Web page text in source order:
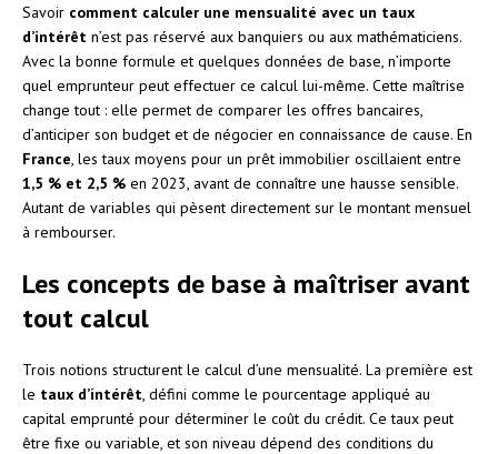
Savoir comment calculer une mensualité avec un taux
d’intérêt n’est pas réservé aux banquiers ou aux mathématiciens.
Avec la bonne formule et quelques données de base, n’importe
quel emprunteur peut effectuer ce calcul lui-même. Cette maîtrise
change tout : elle permet de comparer les offres bancaires,
d’anticiper son budget et de négocier en connaissance de cause. En
France , les taux moyens pour un prêt immobilier oscillaient entre
1,5 % et 2,5 % en 2023, avant de connaître une hausse sensible.
Autant de variables qui pèsent directement sur le montant mensuel
à rembourser.
Les concepts de base à maîtriser avant
tout calcul
Trois notions structurent le calcul d’une mensualité. La première est
le taux d’intérêt , défini comme le pourcentage appliqué au
capital emprunté pour déterminer le coût du crédit. Ce taux peut
être fixe ou variable, et son niveau dépend des conditions du